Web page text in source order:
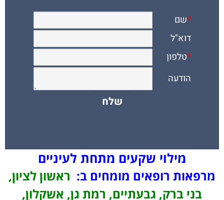
מילוי שקעים מתחת לעיניים
מרפאות רופאים מומחים ב: ראשון לציון,
בני ברק, גבעתיים, רמת גן, אשקלון,